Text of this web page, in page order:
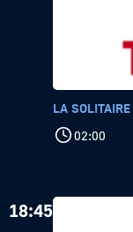
LA
02:00
18:45